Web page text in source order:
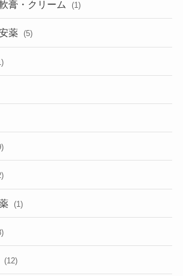
膏・クリーム (1)
薬 (5)
(1)
(12)